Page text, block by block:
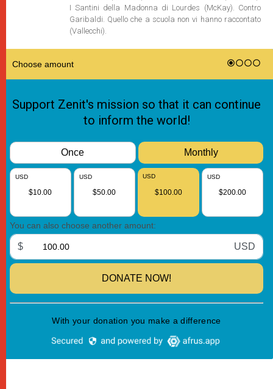
I Santini della Madonna di Lourdes (McKay). Contro
Garibaldi. Quello che a scuola non vi hanno raccontato
(Vallecchi).